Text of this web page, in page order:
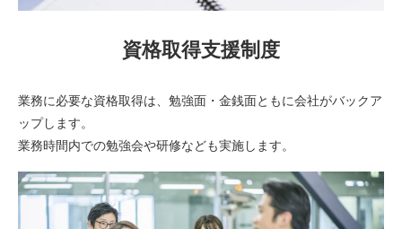
資格取得支援制度
業務に必要な資格取得は、勉強面・金銭面ともに会社がバックア
ップします。
業務時間内での勉強会や研修なども実施します。